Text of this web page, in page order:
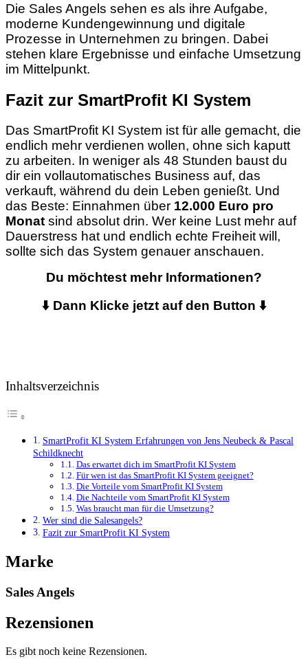
Die Sales Angels sehen es als ihre Aufgabe,
moderne Kundengewinnung und digitale
Prozesse in Unternehmen zu bringen. Dabei
stehen klare Ergebnisse und einfache Umsetzung
im Mittelpunkt.
Fazit zur SmartProfit KI System
Das SmartProfit KI System ist für alle gemacht, die
endlich mehr verdienen wollen, ohne sich kaputt
zu arbeiten. In weniger als 48 Stunden baust du
dir ein vollautomatisches Business auf, das
verkauft, während du dein Leben genießt. Und
das Beste: Einnahmen über 12.000 Euro pro
Monat sind absolut drin. Wer keine Lust mehr auf
Dauerstress hat und endlich echte Freiheit will,
sollte sich das System genauer anschauen.
Du möchtest mehr Informationen?
⬇️ Dann Klicke jetzt auf den Button ⬇️
Inhaltsverzeichnis
SmartProfit KI System Erfahrungen von Jens Neubeck & Pascal
Schildknecht
Das erwartet dich im SmartProfit KI System
Für wen ist das SmartProfit KI System geeignet?
Die Vorteile vom SmartProfit KI System
Die Nachteile vom SmartProfit KI System
Was braucht man für die Umsetzung?
Wer sind die Salesangels?
Fazit zur SmartProfit KI System
Marke
Sales Angels
Rezensionen
Es gibt noch keine Rezensionen.